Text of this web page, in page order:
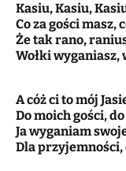
Kasiu, Kasiu,
Co za gości masz,
Że tak rano,
Wołki wyganiasz,
A cóż ci to mój
Do moich gości,
Ja wyganiam
Dla